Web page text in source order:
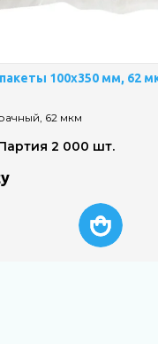
100х350 мм, 62
62 мкм
2 000 шт.